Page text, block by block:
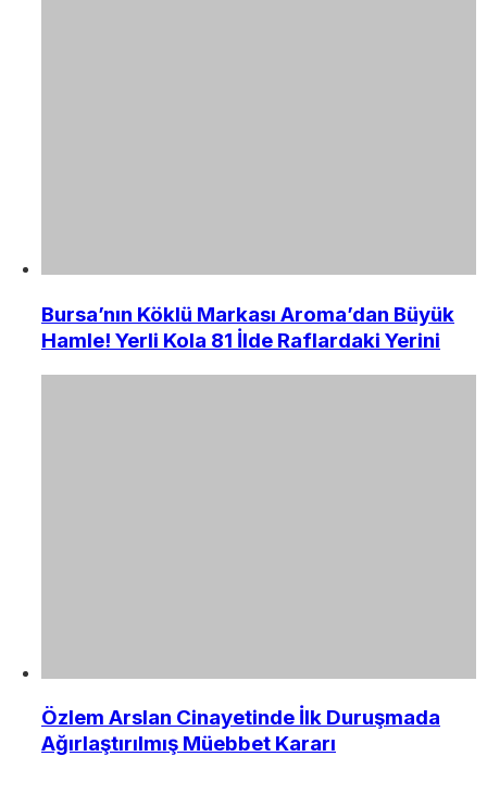
Bursa’nın Köklü Markası Aroma’dan Büyük
Hamle! Yerli Kola 81 İlde Raflardaki Yerini
Özlem Arslan Cinayetinde İlk Duruşmada
Ağırlaştırılmış Müebbet Kararı